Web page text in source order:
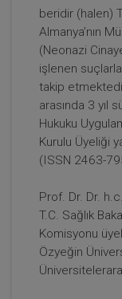
Kongresi - V.
360 TL
beridir (halen)
Almanya’nın
(Neonazi
işlenen
takip
arasında 3 yıl
Hukuku
Kurulu Üyeliği
(ISSN 2463-
Prof. Dr. Dr.
T.C. Sağlık
Komisyonu
Özyeğin